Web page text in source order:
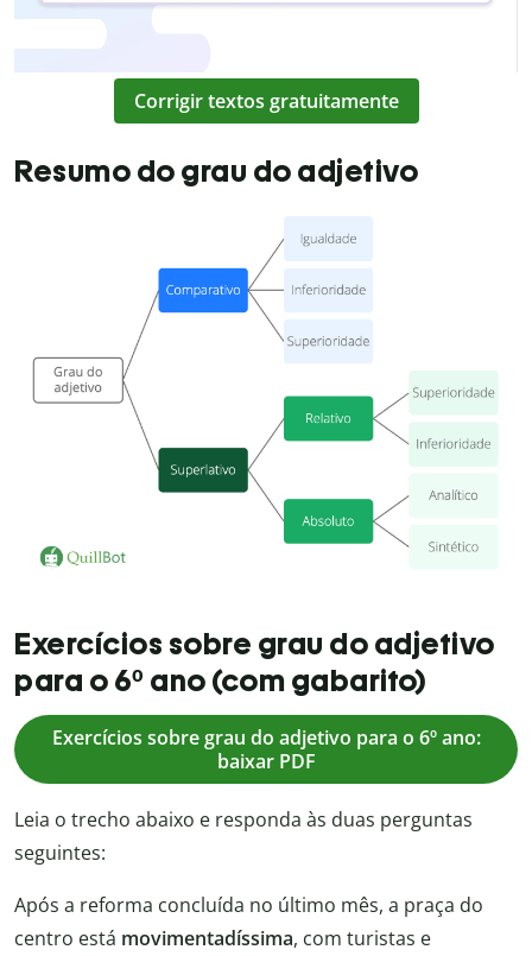
Corrigir textos gratuitamente
Resumo do grau do adjetivo
Exercícios sobre grau do adjetivo
para o 6º ano (com gabarito)
Exercícios sobre grau do adjetivo para o 6º ano:
baixar PDF
Leia o trecho abaixo e responda às duas perguntas
seguintes:
Após a reforma concluída no último mês, a praça do
centro está movimentadíssima, com turistas e